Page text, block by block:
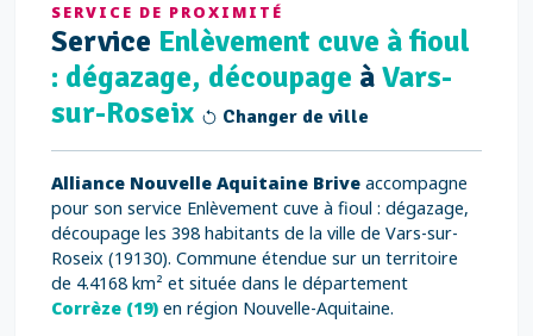
SERVICE DE PROXIMITÉ
Service Enlèvement cuve à fioul
: dégazage, découpage àVars-
sur-Roseix
Changer de ville
Alliance Nouvelle Aquitaine Brive accompagne
pour son service Enlèvement cuve à fioul : dégazage,
découpage les 398 habitants de la ville de Vars-sur-
Roseix (19130). Commune étendue sur un territoire
de 4.4168 km² et située dans le département
Corrèze (19) en région Nouvelle-Aquitaine.